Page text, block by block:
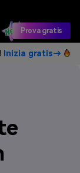
Prova gratis
Inizia gratis→